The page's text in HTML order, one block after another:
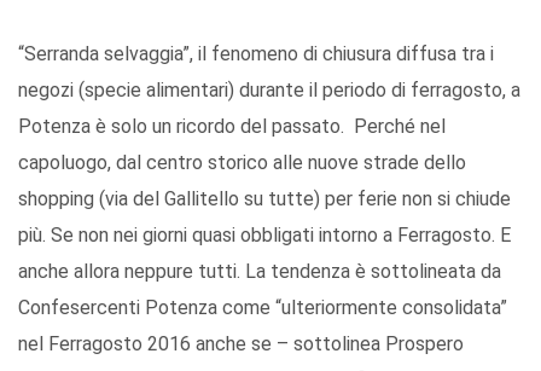
“Serranda selvaggia”, il fenomeno di chiusura diffusa tra i
negozi (specie alimentari) durante il periodo di ferragosto, a
Potenza è solo un ricordo del passato. Perché nel
capoluogo, dal centro storico alle nuove strade dello
shopping (via del Gallitello su tutte) per ferie non si chiude
più. Se non nei giorni quasi obbligati intorno a Ferragosto. E
anche allora neppure tutti. La tendenza è sottolineata da
Confesercenti Potenza come “ulteriormente consolidata”
nel Ferragosto 2016 anche se – sottolinea Prospero